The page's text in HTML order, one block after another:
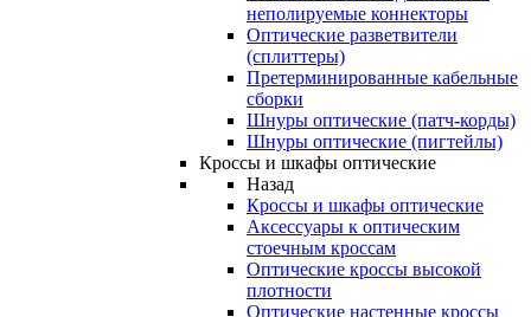
неполируемые коннекторы
Оптические разветвители
(сплиттеры)
Претерминированные кабельные
сборки
Шнуры оптические (патч-корды)
Шнуры оптические (пигтейлы)
Кроссы и шкафы оптические
Назад
Кроссы и шкафы оптические
Аксессуары к оптическим
стоечным кроссам
Оптические кроссы высокой
плотности
Оптические настенные кроссы